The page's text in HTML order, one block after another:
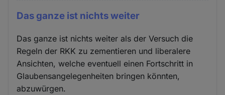
Das ganze ist nichts weiter
Das ganze ist nichts weiter als der Versuch die
Regeln der RKK zu zementieren und liberalere
Ansichten, welche eventuell einen Fortschritt in
Glaubensangelegenheiten bringen könnten,
abzuwürgen.